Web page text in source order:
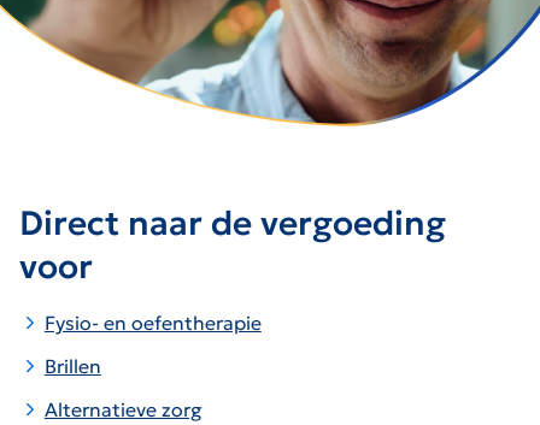
Direct naar de vergoeding
voor
Fysio- en oefentherapie
Brillen
Alternatieve zorg